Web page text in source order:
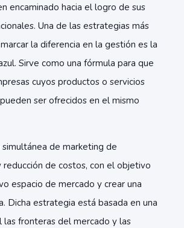
encaminado hacia el logro de sus
Una de las estrategias más
la diferencia en la gestión es la
Sirve como una fórmula para que
cuyos productos o servicios
ser ofrecidos en el mismo
simultánea de marketing de
reducción de costos, con el objetivo
espacio de mercado y crear una
Dicha estrategia está basada en una
las fronteras del mercado y las